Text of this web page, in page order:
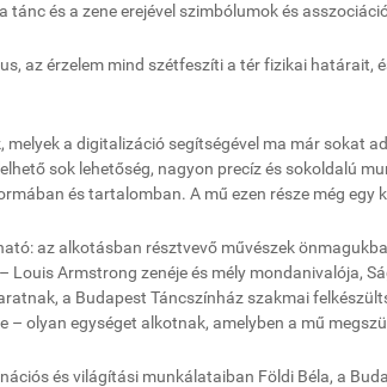
tánc és a zene erejével szimbólumok és
az érzelem mind szétfeszíti a tér fizikai
melyek a digitalizáció segítségével ma már sokat
sok lehetőség, nagyon precíz és sokoldalú
és tartalomban. A mű ezen része még egy
az alkotásban résztvevő művészek
Louis Armstrong zenéje és mély mondanivalója,
a Budapest Táncszínház szakmai
– olyan egységet alkotnak, amelyben a mű
és világítási munkálataiban Földi Béla, a